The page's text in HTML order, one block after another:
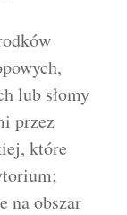
lub słomy
przez
które
na obszar